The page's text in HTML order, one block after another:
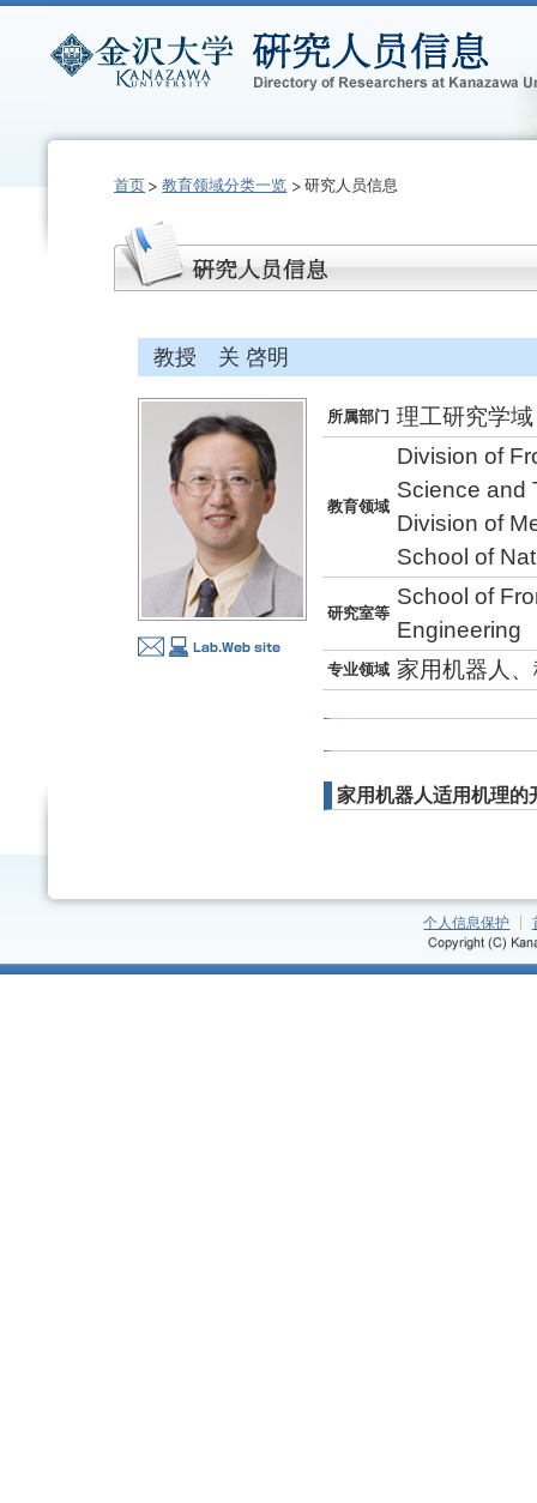
首页 教育领域分类一览 研究人员信息
教授 关 啓明
所属部门 理工研究学
教育领域
Division of
Science and
Division of
School of
研究室等
School of
Engineering
专业领域 家用机器人
家用机器人适用机理的
个人信息保护